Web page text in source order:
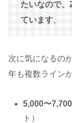
たいなので
ています。
次に気になるの
年も複数ライン
5,000〜
ト）